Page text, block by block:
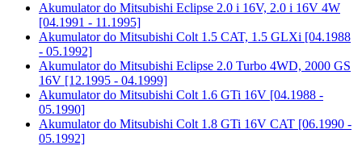
Akumulator do Mitsubishi Eclipse 2.0 i 16V, 2.0 i 16V 4W
[04.1991 - 11.1995]
Akumulator do Mitsubishi Colt 1.5 CAT, 1.5 GLXi [04.1988
- 05.1992]
Akumulator do Mitsubishi Eclipse 2.0 Turbo 4WD, 2000 GS
16V [12.1995 - 04.1999]
Akumulator do Mitsubishi Colt 1.6 GTi 16V [04.1988 -
05.1990]
Akumulator do Mitsubishi Colt 1.8 GTi 16V CAT [06.1990 -
05.1992]